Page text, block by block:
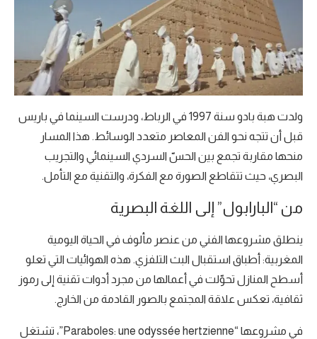
ولدت هبة بادو سنة 1997 في الرباط، ودرست السينما في باريس
قبل أن تتجه نحو الفن المعاصر متعدد الوسائط. هذا المسار
منحها مقاربة تجمع بين الحسّ السردي السينمائي والتجريب
البصري، حيث تتقاطع الصورة مع الفكرة، والتقنية مع التأمل.
من “البارابول” إلى اللغة البصرية
ينطلق مشروعها الفني من عنصر مألوف في الحياة اليومية
المغربية: أطباق استقبال البث التلفزي. هذه الهوائيات التي تعلو
أسطح المنازل تحوّلت في أعمالها من مجرد أدوات تقنية إلى رموز
ثقافية، تعكس علاقة المجتمع بالصور القادمة من الخارج.
في مشروعها “Paraboles: une odyssée hertzienne”، تشتغل